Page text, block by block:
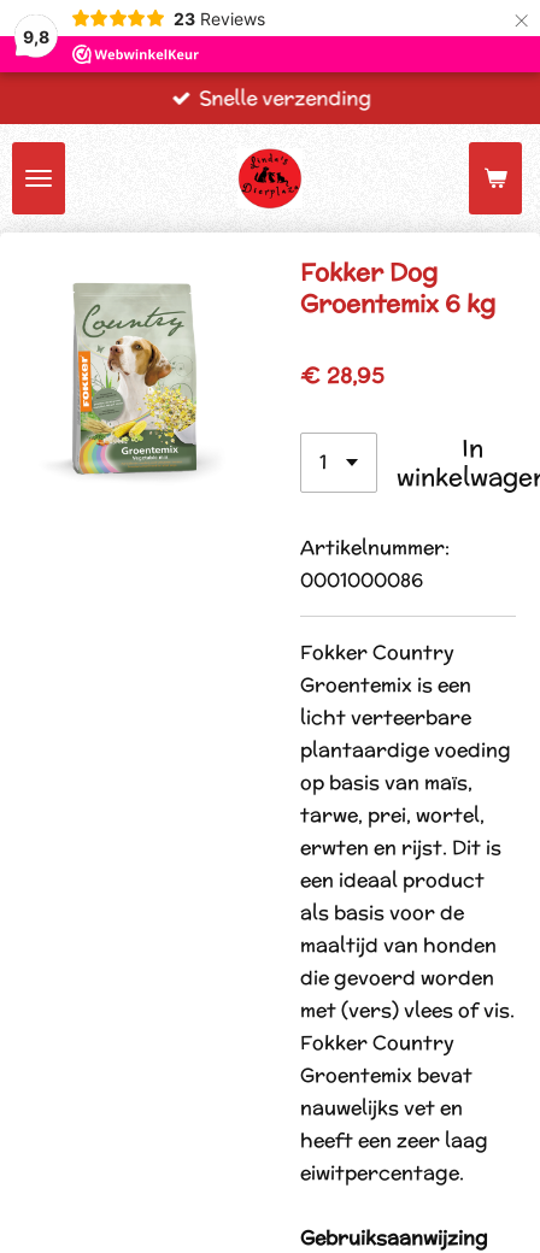
9,8
23 Reviews ×
Snelle verzending
Fokker Dog
Groentemix 6 kg
€ 28,95
In
Artikelnummer:
0001000086
Fokker Country
Groentemix is een
licht verteerbare
plantaardige voeding
op basis van maïs,
tarwe, prei, wortel,
erwten en rijst. Dit is
een ideaal product
als basis voor de
maaltijd van honden
die gevoerd worden
met (vers) vlees of vis.
Fokker Country
Groentemix bevat
nauwelijks vet en
heeft een zeer laag
eiwitpercentage.
Gebruiksaanwijzing